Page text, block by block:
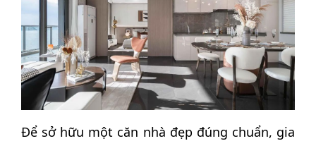
Để sở hữu một căn nhà đẹp đúng chuẩn, gia